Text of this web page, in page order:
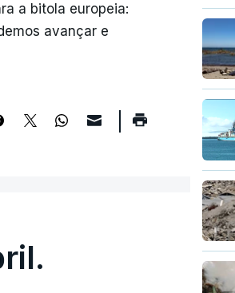
a bitola europeia:
avançar e